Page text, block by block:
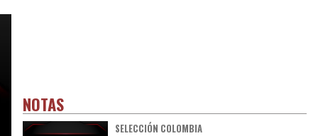
NOTAS
SELECCIÓN COLOMBIA